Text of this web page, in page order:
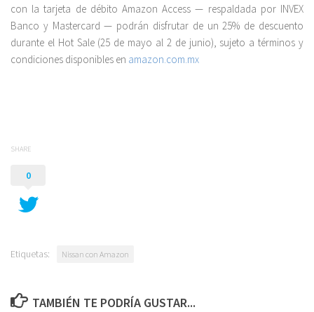
con la tarjeta de débito Amazon Access — respaldada por INVEX
Banco y Mastercard — podrán disfrutar de un 25% de descuento
durante el Hot Sale (25 de mayo al 2 de junio), sujeto a términos y
condiciones disponibles en amazon.com.mx
SHARE
0
Etiquetas: Nissan con Amazon
TAMBIÉN TE PODRÍA GUSTAR...